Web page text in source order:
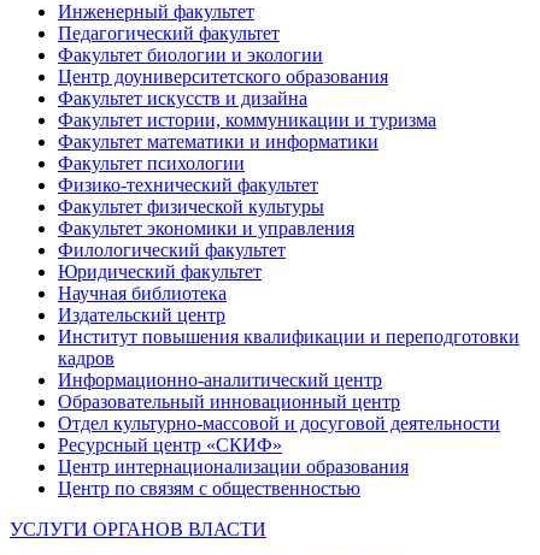
Инженерный факультет
Педагогический факультет
Факультет биологии и экологии
Центр доуниверситетского образования
Факультет искусств и дизайна
Факультет истории, коммуникации и туризма
Факультет математики и информатики
Факультет психологии
Физико-технический факультет
Факультет физической культуры
Факультет экономики и управления
Филологический факультет
Юридический факультет
Научная библиотека
Издательский центр
Институт повышения квалификации и переподготовки
кадров
Информационно-аналитический центр
Образовательный инновационный центр
Отдел культурно-массовой и досуговой деятельности
Ресурсный центр «СКИФ»
Центр интернационализации образования
Центр по связям с общественностью
УСЛУГИ ОРГАНОВ ВЛАСТИ